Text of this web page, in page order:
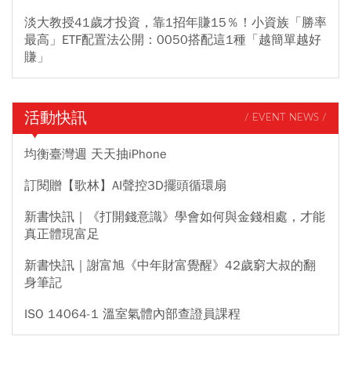
淡大教授41歲才投資，靠1招年賺15％！小資族「勝率
最高」ETF配置法公開：0050搭配這1種「越簡單越好
賺」
活動快訊 / EVENT NEWS /
均衡臺灣週 天天抽iPhone
訂閱贈【歌林】AI聲控3D擺頭循環扇
新書快訊｜《打開錢意識》學會如何與金錢相處，才能
真正體現富足
新書快訊｜謝富旭《中年財富覺醒》42歲窮大叔的翻
身筆記
ISO 14064-1 溫室氣體內部查證員課程